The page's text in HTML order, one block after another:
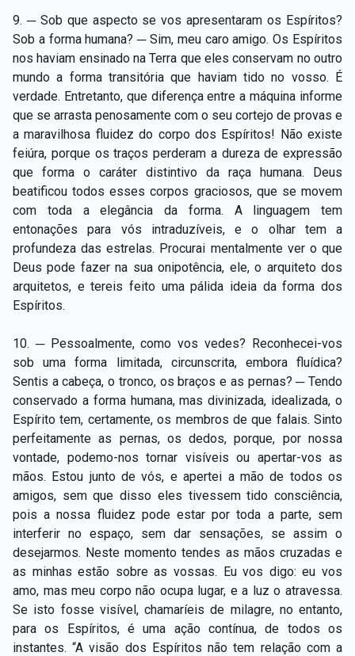
9. ─ Sob que aspecto se vos apresentaram os Espíritos?
Sob a forma humana? ─ Sim, meu caro amigo. Os Espíritos
nos haviam ensinado na Terra que eles conservam no outro
mundo a forma transitória que haviam tido no vosso. É
verdade. Entretanto, que diferença entre a máquina informe
que se arrasta penosamente com o seu cortejo de provas e
a maravilhosa fluidez do corpo dos Espíritos! Não existe
feiúra, porque os traços perderam a dureza de expressão
que forma o caráter distintivo da raça humana. Deus
beatificou todos esses corpos graciosos, que se movem
com toda a elegância da forma. A linguagem tem
entonações para vós intraduzíveis, e o olhar tem a
profundeza das estrelas. Procurai mentalmente ver o que
Deus pode fazer na sua onipotência, ele, o arquiteto dos
arquitetos, e tereis feito uma pálida ideia da forma dos
Espíritos.
10. ─ Pessoalmente, como vos vedes? Reconhecei-vos
sob uma forma limitada, circunscrita, embora fluídica?
Sentis a cabeça, o tronco, os braços e as pernas? ─ Tendo
conservado a forma humana, mas divinizada, idealizada, o
Espírito tem, certamente, os membros de que falais. Sinto
perfeitamente as pernas, os dedos, porque, por nossa
vontade, podemo-nos tornar visíveis ou apertar-vos as
mãos. Estou junto de vós, e apertei a mão de todos os
amigos, sem que disso eles tivessem tido consciência,
pois a nossa fluidez pode estar por toda a parte, sem
interferir no espaço, sem dar sensações, se assim o
desejarmos. Neste momento tendes as mãos cruzadas e
as minhas estão sobre as vossas. Eu vos digo: eu vos
amo, mas meu corpo não ocupa lugar, e a luz o atravessa.
Se isto fosse visível, chamaríeis de milagre, no entanto,
para os Espíritos, é uma ação contínua, de todos os
instantes. “A visão dos Espíritos não tem relação com a